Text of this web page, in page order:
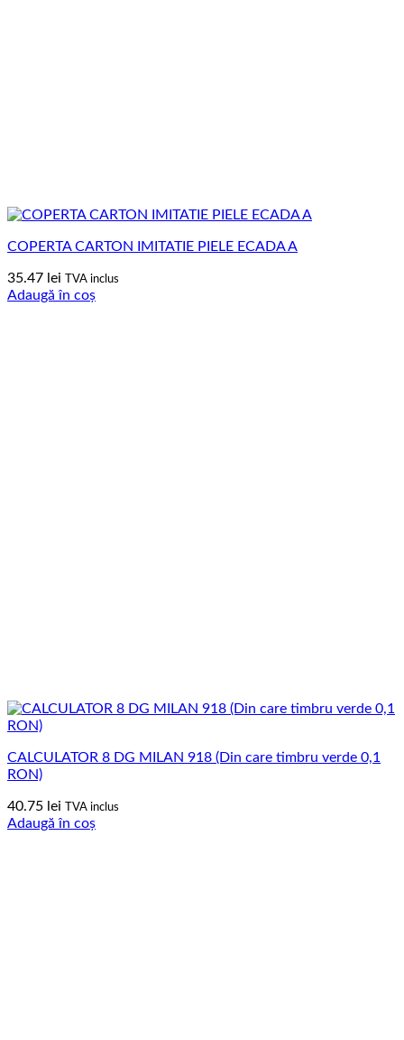
COPERTA CARTON IMITATIE PIELE ECADA A
35.47 lei TVA inclus
Adaugă în coș
CALCULATOR 8 DG MILAN 918 (Din care timbru verde 0,1
RON)
40.75 lei TVA inclus
Adaugă în coș